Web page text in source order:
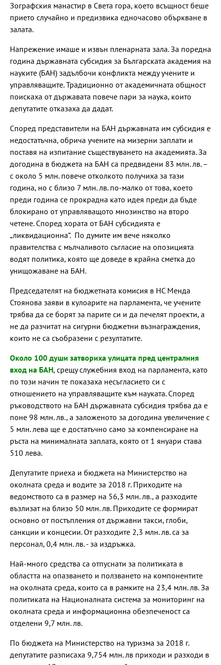
Зографския манастир в Света гора, което всъщност беше
прието случайно и предизвика едночасово объркване в
залата.
Напрежение имаше и извън пленарната зала. За поредна
година държавната субсидия за Българската академия на
науките (БАН) задълбочи конфликта между учените и
управляващите. Традиционно от академичната общност
поискаха от държавата повече пари за наука, които
депутатите отказаха да дадат.
Според представители на БАН държавната им субсидия е
недостатъчна, обрича учените на мизерни заплати и
поставя на изпитание съществуването на академията. За
догодина в бюджета на БАН са предвидени 83 млн. лв. –
с около 5 млн. повече отколкото получиха за тази
година, но с близо 7 млн. лв. по-малко от това, което
преди година се прокрадна като идея преди да бъде
блокирано от управляващото мнозинство на второ
четене. Според хората от БАН субсидията е
„ликвидационна“. По думите им вече няколко
правителства с мълчаливото съгласие на опозицията
водят политика, която ще доведе в крайна сметка до
унищожаване на БАН.
Председателят на бюджетната комисия в НС Менда
Стоянова заяви в кулоарите на парламента, че учените
трябва да се борят за парите си и да печелят проекти, а
не да разчитат на сигурни бюджетни възнаграждения,
които не са съобразени с резултатите.
Около 100 души затвориха улицата пред централния
вход на БАН, срещу служебния вход на парламента, като
по този начин те показаха несъгласието си с
отношението на управляващите към науката. Според
ръководството на БАН държавната субсидия трябва да е
поне 98 млн. лв., а заложеното за догодина увеличение с
5 млн. лева ще е достатъчно само за компенсиране на
ръста на минималната заплата, която от 1 януари става
510 лева.
Депутатите приеха и бюджета на Министерство на
околната среда и водите за 2018 г. Приходите на
ведомството са в размер на 56,3 млн. лв., а разходите
възлизат на близо 50 млн. лв. Приходите се формират
основно от постъпления от държавни такси, глоби,
санкции и концесии. От разходите 2,3 млн. лв. са за
персонал, 0,4 млн. лв. - за издръжка.
Най-много средства са отпуснати за политиката в
областта на опазването и ползването на компонентите
на околната среда, които са в рамките на 23,4 млн. лв. За
политиката на Националната система за мониторинг на
околната среда и информационна обезпеченост са
отделени 9,7 млн. лв.
По бюджета на Министерство на туризма за 2018 г.
депутатите разписаха 9,754 млн. лв приходи и разходи в